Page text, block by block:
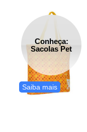
Conheça:
Sacolas Pet
Saiba mais